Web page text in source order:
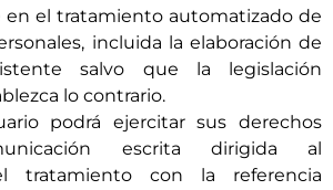
el tratamiento automatizado de
incluida la elaboración de
salvo que la legislación
lo contrario.
podrá ejercitar sus derechos
escrita dirigida al
tratamiento con la referencia